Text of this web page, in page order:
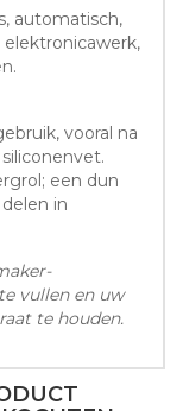
automatisch,
vooral na
een dun
in
vullen en uw
te houden.